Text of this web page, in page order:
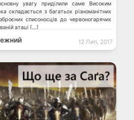
увагу приділили саме Високим
складається з багатьох різноманітних
списоносців до червоногарячих
атаці […]
12 Лип, 2017